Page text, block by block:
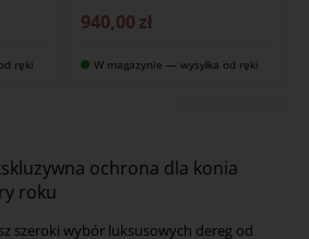
ręki
940,00 zł
W magazynie — wysyłka od ręki
ochrona dla konia
roku
szeroki wybór luksusowych dereg od